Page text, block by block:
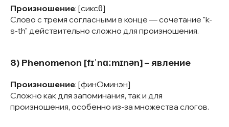
Произношение: [сиксθ]
Слово с тремя согласными в конце — сочетание "k-
s-th" действительно сложно для произношения.
8) Phenomenon [fɪˈnɑːmɪnən] – явление
Произношение: [финОминэн]
Сложно как для запоминания, так и для
произношения, особенно из-за множества слогов.